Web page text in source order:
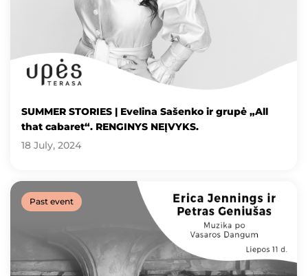
SUMMER STORIES | Evelina Sašenko ir grupė „All
that cabaret“. RENGINYS NEĮVYKS.
18 July, 2024
Past event